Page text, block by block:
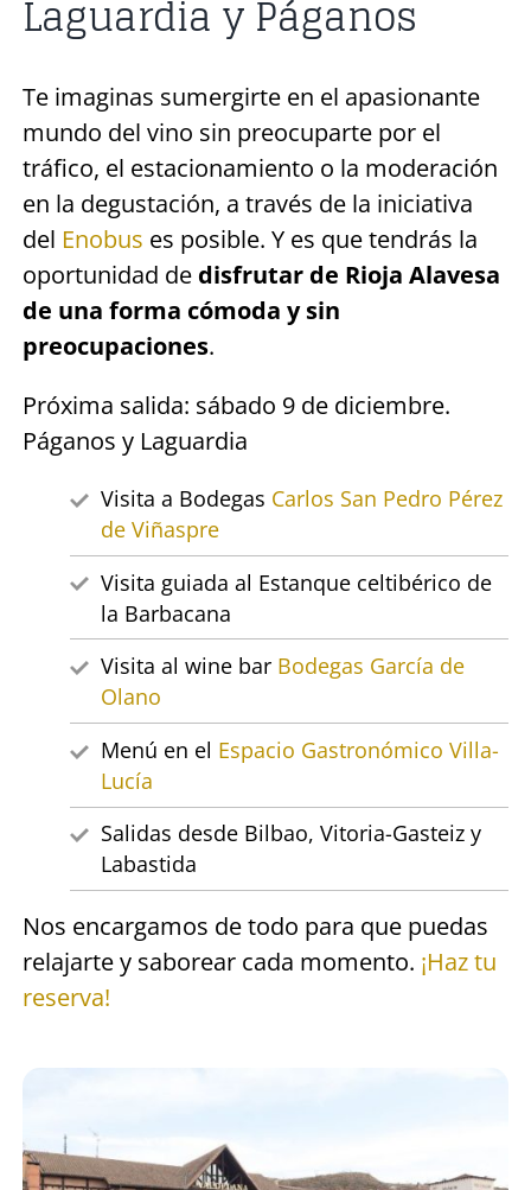
Laguardia y Páganos
Te imaginas sumergirte en el apasionante
mundo del vino sin preocuparte por el
tráfico, el estacionamiento o la moderación
en la degustación, a través de la iniciativa
del Enobus es posible. Y es que tendrás la
oportunidad de disfrutar de Rioja Alavesa
de una forma cómoda y sin
preocupaciones.
Próxima salida: sábado 9 de diciembre.
Páganos y Laguardia
Visita a Bodegas Carlos San Pedro Pérez
de Viñaspre
Visita guiada al Estanque celtibérico de
la Barbacana
Visita al wine bar Bodegas García de
Olano
Menú en el Espacio Gastronómico Villa-
Lucía
Salidas desde Bilbao, Vitoria-Gasteiz y
Labastida
Nos encargamos de todo para que puedas
relajarte y saborear cada momento. ¡Haz tu
reserva!